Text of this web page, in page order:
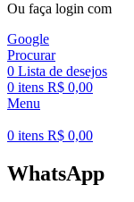
Ou faça login com
Google
Procurar
0 Lista de desejos
0 itens R$ 0,00
Menu
0 itens R$ 0,00
WhatsApp